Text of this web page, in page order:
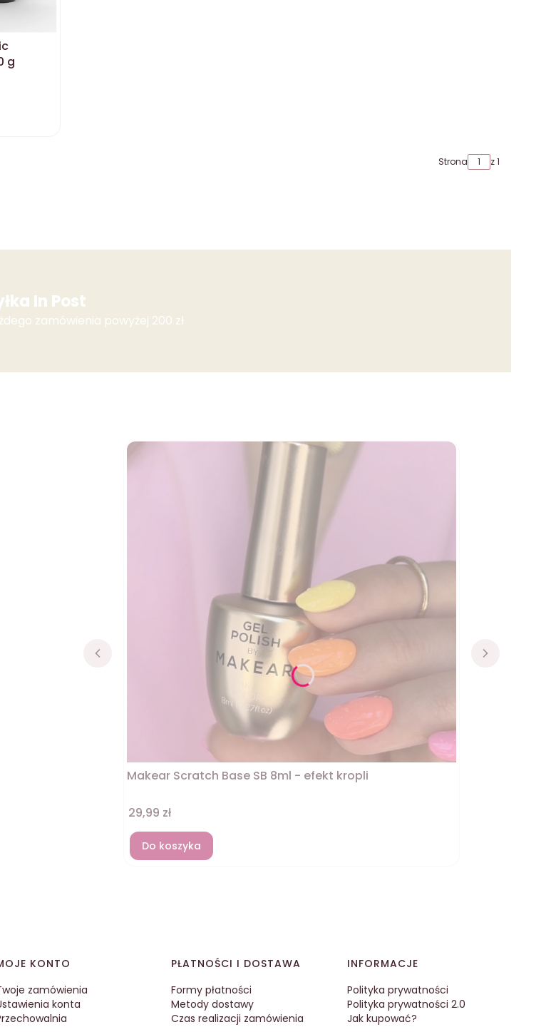
g
Strona z 1
In Post
zamówienia powyżej 200 zł
Makear Scratch Base SB 8ml - efekt kropli
Cena
29,99 zł
Do koszyka
KONTO
zamówienia
konta
PŁATNOŚCI I DOSTAWA
Formy płatności
Metody dostawy
Czas realizacji zamówienia
INFORMACJE
Polityka prywatności
Polityka prywatności 2.0
Jak kupować?